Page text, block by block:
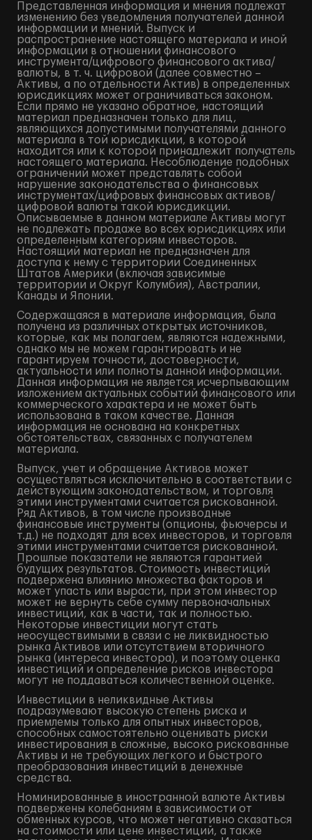
Представленная информация и мнения подлежат
изменению без уведомления получателей данной
информации и мнений. Выпуск и
распространение настоящего материала и иной
информации в отношении финансового
инструмента/цифрового финансового актива/
валюты, в т. ч. цифровой (далее совместно –
Активы, а по отдельности Актив) в определенных
юрисдикциях может ограничиваться законом.
Если прямо не указано обратное, настоящий
материал предназначен только для лиц,
являющихся допустимыми получателями данного
материала в той юрисдикции, в которой
находится или к которой принадлежит получатель
настоящего материала. Несоблюдение подобных
ограничений может представлять собой
нарушение законодательства о финансовых
инструментах/цифровых финансовых активов/
цифровой валюты такой юрисдикции.
Описываемые в данном материале Активы могут
не подлежать продаже во всех юрисдикциях или
определенным категориям инвесторов.
Настоящий материал не предназначен для
доступа к нему с территории Соединенных
Штатов Америки (включая зависимые
территории и Округ Колумбия), Австралии,
Канады и Японии.
Содержащаяся в материале информация, была
получена из различных открытых источников,
которые, как мы полагаем, являются надежными,
однако мы не можем гарантировать и не
гарантируем точности, достоверности,
актуальности или полноты данной информации.
Данная информация не является исчерпывающим
изложением актуальных событий финансового или
коммерческого характера и не может быть
использована в таком качестве. Данная
информация не основана на конкретных
обстоятельствах, связанных с получателем
материала.
Выпуск, учет и обращение Активов может
осуществляться исключительно в соответствии с
действующим законодательством, и торговля
этими инструментами считается рискованной.
Ряд Активов, в том числе производные
финансовые инструменты (опционы, фьючерсы и
т.д.) не подходят для всех инвесторов, и торговля
этими инструментами считается рискованной.
Прошлые показатели не являются гарантией
будущих результатов. Стоимость инвестиций
подвержена влиянию множества факторов и
может упасть или вырасти, при этом инвестор
может не вернуть себе сумму первоначальных
инвестиций, как в части, так и полностью.
Некоторые инвестиции могут стать
неосуществимыми в связи с не ликвидностью
рынка Активов или отсутствием вторичного
рынка (интереса инвестора), и поэтому оценка
инвестиций и определение рисков инвестора
могут не поддаваться количественной оценке.
Инвестиции в неликвидные Активы
подразумевают высокую степень риска и
приемлемы только для опытных инвесторов,
способных самостоятельно оценивать риски
инвестирования в сложные, высоко рискованные
Активы и не требующих легкого и быстрого
преобразования инвестиций в денежные
средства.
Номинированные в иностранной валюте Активы
подвержены колебаниям в зависимости от
обменных курсов, что может негативно сказаться
на стоимости или цене инвестиций, а также